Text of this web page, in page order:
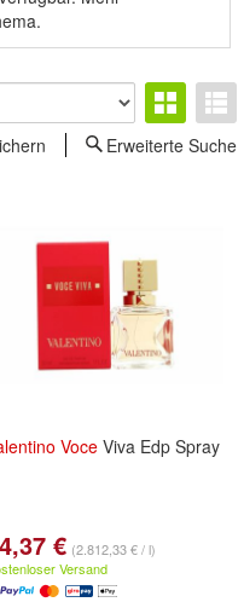
Erweiterte Suche
Voce Viva Edp Spray
€ (2.812,33 € / l)
Versand